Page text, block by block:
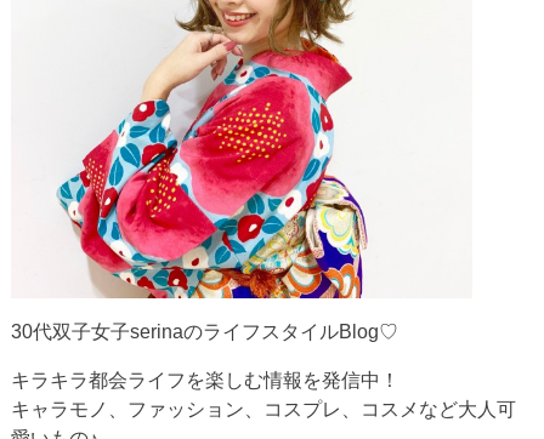
30代双子女子serinaのライフスタイルBlog♡
キラキラ都会ライフを楽しむ情報を発信中！
キャラモノ、ファッション、コスプレ、コスメなど大人可